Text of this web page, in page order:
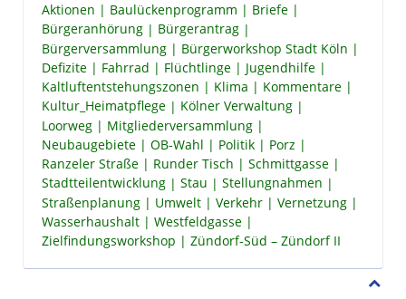
Aktionen Baulückenprogramm
Briefe
Bürgeranhörung
Bürgerantrag
Bürgerversammlung
Bürgerworkshop Stadt Köln
Defizite
Fahrrad Flüchtlinge
Jugendhilfe
Kaltluftentstehungszonen
Klima
Kommentare
Kultur_Heimatpflege
Kölner Verwaltung
Loorweg
Mitgliederversammlung
Neubaugebiete
OB-Wahl Politik
Porz
Ranzeler Straße
Runder Tisch
Schmittgasse
Stadtteilentwicklung
Stau
Stellungnahmen
Straßenplanung
Umwelt Verkehr
Vernetzung
Wasserhaushalt
Westfeldgasse
Zielfindungsworkshop
Zündorf-Süd – Zündorf II